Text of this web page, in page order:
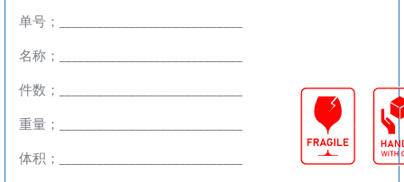
单号；_____________________________
名称；_____________________________
件数；_____________________________
重量；_____________________________
体积；_____________________________